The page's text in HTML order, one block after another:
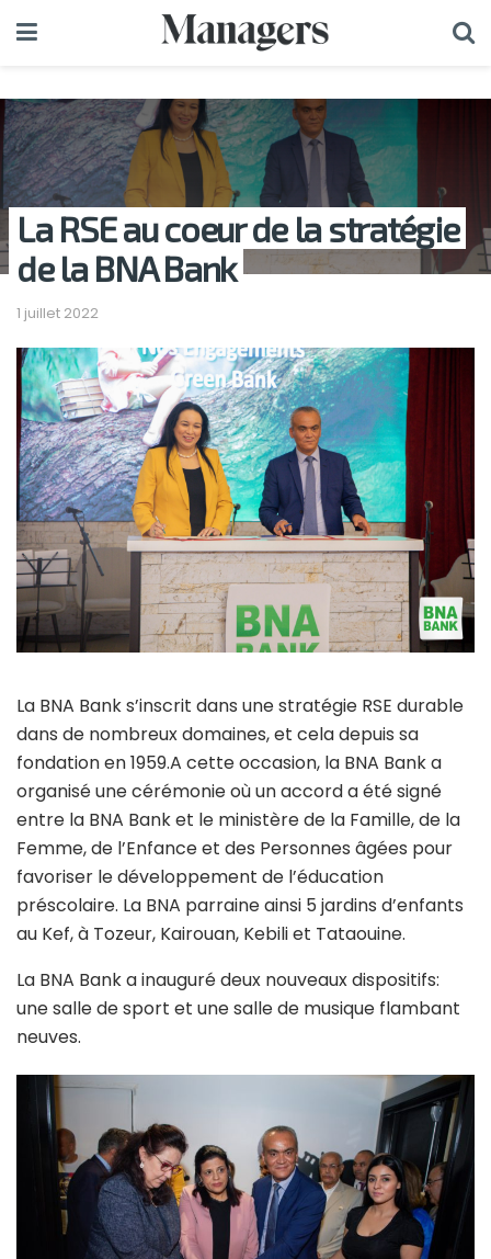
La RSE au coeur de la stratégie
de la BNA Bank
1 juillet 2022
La BNA Bank s’inscrit dans une stratégie RSE durable
dans de nombreux domaines, et cela depuis sa
fondation en 1959.A cette occasion, la BNA Bank a
organisé une cérémonie où un accord a été signé
entre la BNA Bank et le ministère de la Famille, de la
Femme, de l’Enfance et des Personnes âgées pour
favoriser le développement de l’éducation
préscolaire. La BNA parraine ainsi 5 jardins d’enfants
au Kef, à Tozeur, Kairouan, Kebili et Tataouine.
La BNA Bank a inauguré deux nouveaux dispositifs:
une salle de sport et une salle de musique flambant
neuves.